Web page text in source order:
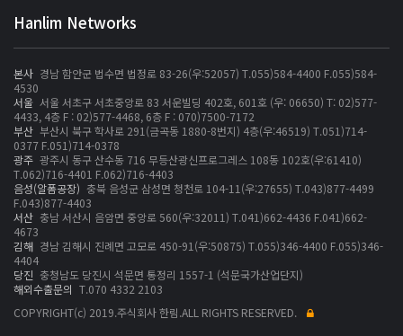
Hanlim Networks
본사 경남 함안군 법수면 법정로 83-26(우:52057) T.055)584-4400 F.055)584-
4530
서울 서울 서초구 서초중앙로 83 서운빌딩 402호, 601호 (우: 06650) T: 02)577-
4433, 4층 F : 02)577-4468, 6층 F : 070)7500-7172
부산 부산시 북구 학사로 291(금곡동 1880-8번지) 4층(우:46519) T.051)714-
0377 F.051)714-0378
광주 광주시 동구 산수동 716 무등산광신프로그레스 108동 102호(우:61410)
T.062)716-4401 F.062)716-4403
음성(알폼공장) 충북 음성군 삼성면 청천로 104-11(우:27655) T.043)877-4499
F.043)877-4403
서산 충남 서산시 음암면 중앙로 560(우:32011) T.041)662-4436 F.041)662-
4673
김해 경남 김해시 진례면 고모로 450-91(우:50875) T.055)346-4400 F.055)346-
4404
당진 충청남도 당진시 석문면 통정리 1557-1 (석문국가산업단지)
해외수출문의 T.070 4332 2103
COPYRIGHT(c) 2019.주식회사 한림.ALL RIGHTS RESERVED.